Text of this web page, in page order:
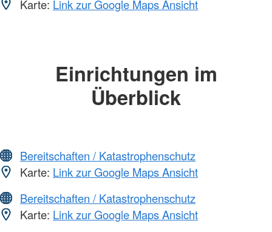
Karte: Link zur Google Maps Ansicht
Einrichtungen im
Überblick
Bereitschaften / Katastrophenschutz
Karte: Link zur Google Maps Ansicht
Bereitschaften / Katastrophenschutz
Karte: Link zur Google Maps Ansicht